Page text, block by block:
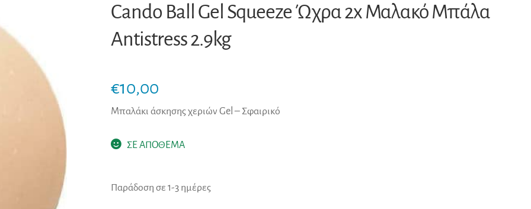
Cando Ball Gel Squeeze Ώχρα 2x Μαλακό Μπάλα
Antistress 2.9kg
€10,00
Μπαλάκι άσκησης χεριών Gel – Σφαιρικό
ΣΕ ΑΠΟΘΕΜΑ
Παράδοση σε 1-3 ημέρες